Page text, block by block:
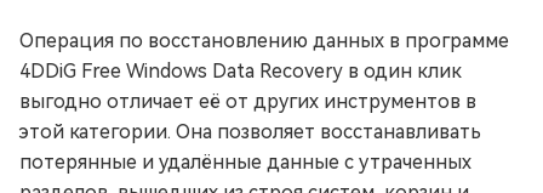
Операция по восстановлению данных в программе
4DDiG Free Windows Data Recovery в один клик
выгодно отличает её от других инструментов в
этой категории. Она позволяет восстанавливать
потерянные и удалённые данные с утраченных